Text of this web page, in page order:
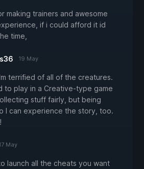
making trainers and awesome
if i could afford it id
time,
19 May
terrified of all of the creatures.
to play in a Creative-type game
stuff fairly, but being
I can experience the story, too.
May
launch all the cheats you want